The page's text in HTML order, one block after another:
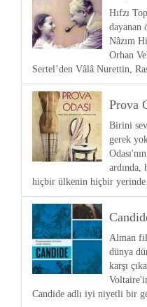
Hıfzı
dayanan
Nâzım
Orhan
Sertel’den Vâlâ Nurettin,
Prova
Birini
gerek
ardında,
hiçbir ülkenin hiçbir
Alman
dünya
karşı
Candide adlı iyi niyetli bir